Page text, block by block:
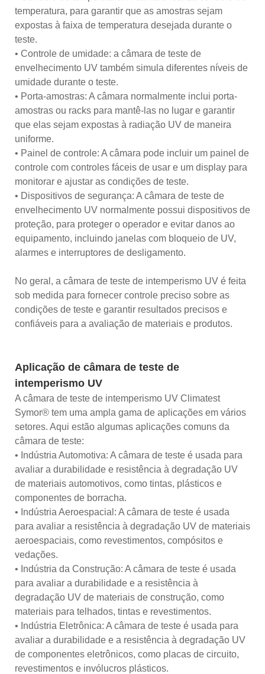
temperatura, para garantir que as amostras sejam
expostas à faixa de temperatura desejada durante o
teste.
• Controle de umidade: a câmara de teste de
envelhecimento UV também simula diferentes níveis de
umidade durante o teste.
• Porta-amostras: A câmara normalmente inclui porta-
amostras ou racks para mantê-las no lugar e garantir
que elas sejam expostas à radiação UV de maneira
uniforme.
• Painel de controle: A câmara pode incluir um painel de
controle com controles fáceis de usar e um display para
monitorar e ajustar as condições de teste.
• Dispositivos de segurança: A câmara de teste de
envelhecimento UV normalmente possui dispositivos de
proteção, para proteger o operador e evitar danos ao
equipamento, incluindo janelas com bloqueio de UV,
alarmes e interruptores de desligamento.
No geral, a câmara de teste de intemperismo UV é feita
sob medida para fornecer controle preciso sobre as
condições de teste e garantir resultados precisos e
confiáveis ​​para a avaliação de materiais e produtos.
Aplicação de câmara de teste de
intemperismo UV
A câmara de teste de intemperismo UV Climatest
Symor® tem uma ampla gama de aplicações em vários
setores. Aqui estão algumas aplicações comuns da
câmara de teste:
• Indústria Automotiva: A câmara de teste é usada para
avaliar a durabilidade e resistência à degradação UV
de materiais automotivos, como tintas, plásticos e
componentes de borracha.
• Indústria Aeroespacial: A câmara de teste é usada
para avaliar a resistência à degradação UV de materiais
aeroespaciais, como revestimentos, compósitos e
vedações.
• Indústria da Construção: A câmara de teste é usada
para avaliar a durabilidade e a resistência à
degradação UV de materiais de construção, como
materiais para telhados, tintas e revestimentos.
• Indústria Eletrônica: A câmara de teste é usada para
avaliar a durabilidade e a resistência à degradação UV
de componentes eletrônicos, como placas de circuito,
revestimentos e invólucros plásticos.